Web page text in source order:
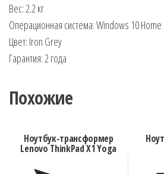
Вес: 2.2 кг
Операционная система: Windows 10 Home
Цвет: Iron Grey
Гарантия: 2 года
Похожие
Ноутбук-трансформер
Lenovo ThinkPad X1 Yoga